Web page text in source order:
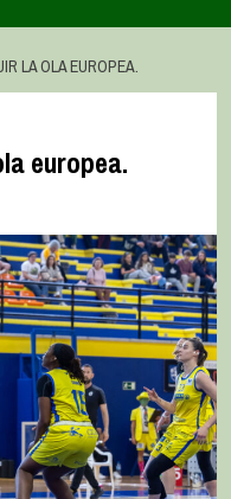
LA OLA EUROPEA.
europea.